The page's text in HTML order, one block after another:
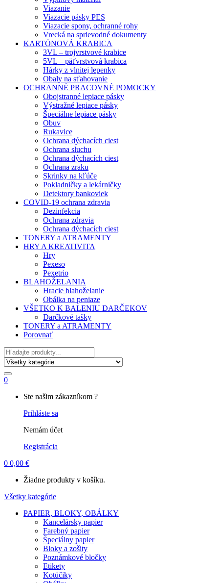
Viazanie
Viazacie pásky PES
Viazacie spony, ochranné rohy
Vrecká na sprievodné dokumenty
KARTÓNOVÁ KRABICA
3VL – trojvrstvové krabice
5VL – päťvrstvová krabica
Hárky z vlnitej lepenky
Obaly na sťahovanie
OCHRANNÉ PRACOVNÉ POMOCKY
Obojstranné lepiace pásky
Výstražné lepiace pásky
Špeciálne lepiace pásky
Obuv
Rukavice
Ochrana dýchacích ciest
Ochrana sluchu
Ochrana dýchacích ciest
Ochrana zraku
Skrinky na kľúče
Pokladničky a lekárničky
Detektory bankoviek
COVID-19 ochrana zdravia
Dezinfekcia
Ochrana zdravia
Ochrana dýchacích ciest
TONERY a ATRAMENTY
HRY A KREATIVITA
Hry
Pexeso
Pexetrio
BLAHOŽELANIA
Hracie blahoželanie
Obálka na peniaze
VŠETKO K BALENIU DARČEKOV
Darčkové tašky
TONERY a ATRAMENTY
Porovnať
Hľadať
0
Ste našim zákazníkom ?
Prihláste sa
Nemám účet
Registrácia
0 0,00 €
Žiadne produkty v košíku.
Všetky kategórie
PAPIER, BLOKY, OBÁLKY
Kancelársky papier
Farebný papier
Špeciálny papier
Bloky a zošity
Poznámkové bločky
Etikety
Kotúčiky